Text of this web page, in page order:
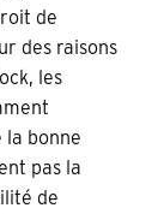
de
des raisons
les
la bonne
pas la
de